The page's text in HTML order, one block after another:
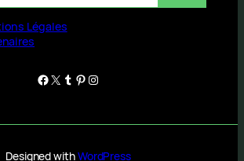
Légales
Facebook
X Tumblr
Pinterest
Instagram
Designed withWordPress